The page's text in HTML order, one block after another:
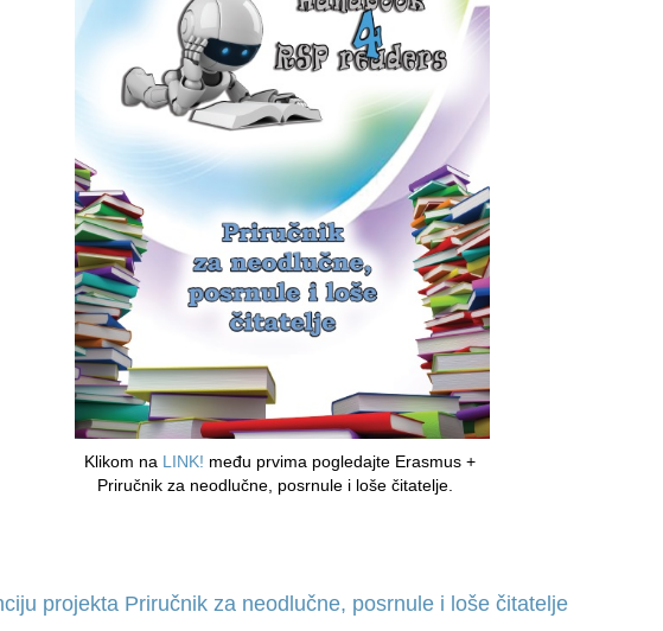
Klikom na LINK! među prvima pogledajte Erasmus +
Priručnik za neodlučne, posrnule i loše čitatelje.
projekta Priručnik za neodlučne, posrnule i loše čitatelje